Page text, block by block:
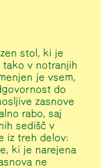
stol, ki je
tako v notranjih
je vsem,
do
zasnove
rabo, saj
sedišč v
iz treh delov:
ki je narejena
ne